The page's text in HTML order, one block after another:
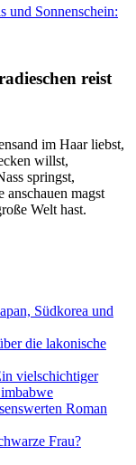
und Sonnenschein:
reist
im Haar liebst,
willst,
springst,
anschauen magst
Welt hast.
Südkorea und
die lakonische
vielschichtiger
Roman
Frau?